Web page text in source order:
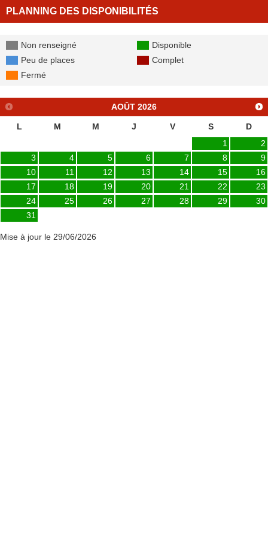
PLANNING DES DISPONIBILITÉS
Non renseigné
Disponible
Peu de places
Complet
Fermé
AOÛT 2026
L M M J V S
D
1
2
3
4 5 6 7 8
9
10
11 12 13 14 15
16
17
18 19 20 21 22
23
24
25 26 27 28 29
30
31
Mise à jour le 29/06/2026